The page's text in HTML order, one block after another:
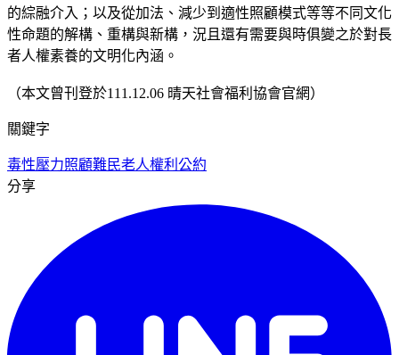
的綜融介入；以及從加法、減少到適性照顧模式等等不同文化
性命題的解構、重構與新構，況且還有需要與時俱變之於對長
者人權素養的文明化內涵。
（本文曾刊登於111.12.06 晴天社會福利協會官網）
關鍵字
毒性壓力照顧難民老人權利公約
分享